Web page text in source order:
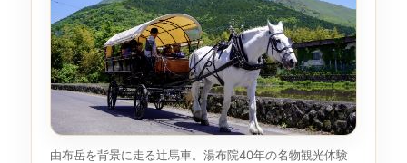
由布岳を背景に走る辻馬車。湯布院40年の名物観光体験